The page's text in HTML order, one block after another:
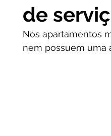
de
Nos apartamentos
nem possuem uma